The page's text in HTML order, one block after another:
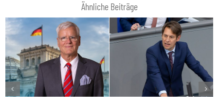
Ähnliche Beiträge